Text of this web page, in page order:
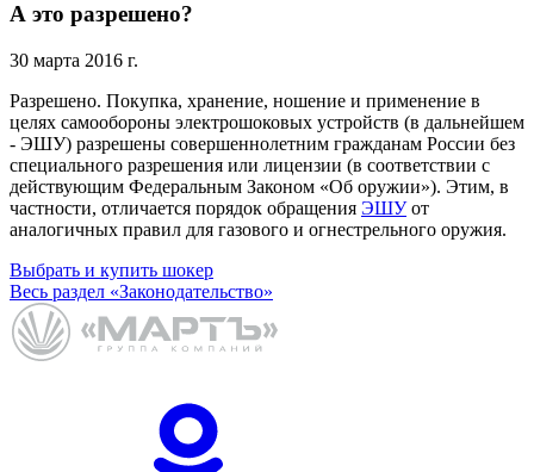
А это разрешено?
30 марта 2016 г.
Разрешено. Покупка, хранение, ношение и применение в
целях самообороны электрошоковых устройств (в дальнейшем
- ЭШУ) разрешены совершеннолетним гражданам России без
специального разрешения или лицензии (в соответствии с
действующим Федеральным Законом «Об оружии»). Этим, в
частности, отличается порядок обращения ЭШУот
аналогичных правил для газового и огнестрельного оружия.
Выбрать и купить шокер
Весь раздел «Законодательство»